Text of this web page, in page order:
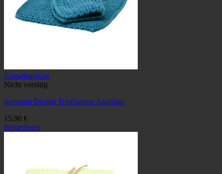
Schnellansicht
Nicht vorrätig
Solwang Design Topflappen Azurblau
15,90 €
Weiterlesen